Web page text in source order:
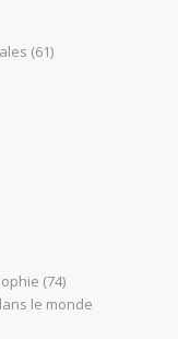
(61)
(74)
le monde